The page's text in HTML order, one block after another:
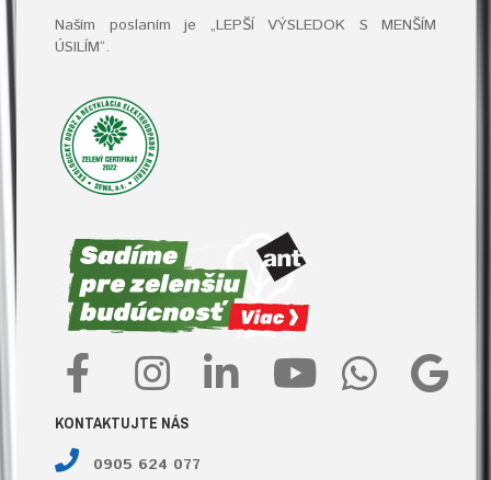
Naším poslaním je „LEPŠÍ VÝSLEDOK S MENŠÍM
ÚSILÍM“.
KONTAKTUJTE NÁS
0905 624 077